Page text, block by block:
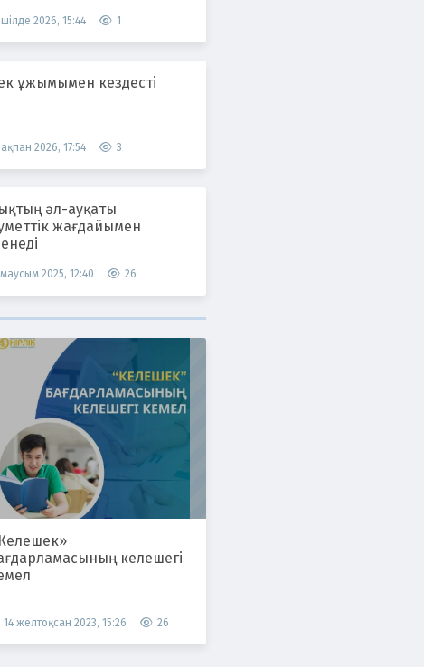
шілде 2026, 15:44 1
ұжымымен кездесті
ақпан 2026, 17:54 3
әл-ауқаты
жағдайымен
маусым 2025, 12:40 26
келешегі
14 желтоқсан 2023, 15:26 26